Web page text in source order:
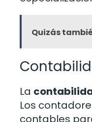
Quizás
La
Los
contables